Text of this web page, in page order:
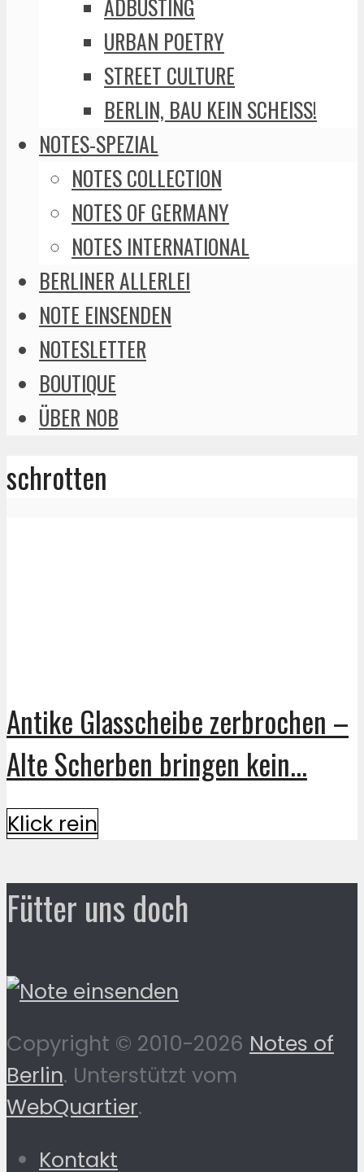
URBAN POETRY
STREET CULTURE
BERLIN, BAU KEIN SCHEISS!
NOTES-SPEZIAL
NOTES COLLECTION
NOTES OF GERMANY
NOTES INTERNATIONAL
BERLINER ALLERLEI
NOTE EINSENDEN
NOTESLETTER
BOUTIQUE
ÜBER NOB
schrotten
Antike Glasscheibe zerbrochen –
Alte Scherben bringen kein...
Klick rein
Fütter uns doch
Copyright © 2010-2026 Notes of
Berlin. Unterstützt vom
WebQuartier.
Kontakt